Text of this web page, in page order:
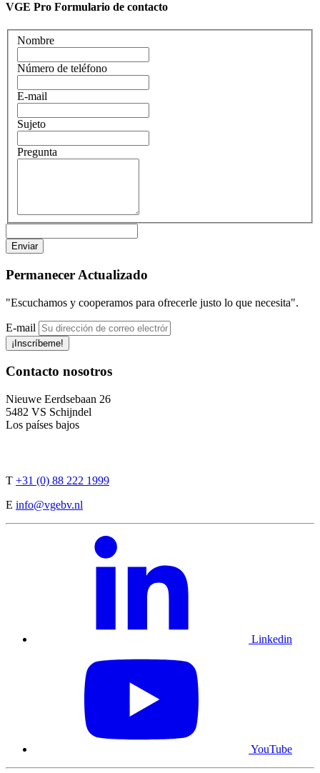
VGE Pro Formulario de contacto
Nombre
Número de teléfono
E-mail
Sujeto
Pregunta
Permanecer Actualizado
"Escuchamos y cooperamos para ofrecerle justo lo que necesita".
E-mail
¡Inscríbeme!
Contacto nosotros
Nieuwe Eerdsebaan 26
5482 VS Schijndel
Los países bajos
T +31 (0) 88 222 1999
E info@vgebv.nl
Linkedin
YouTube